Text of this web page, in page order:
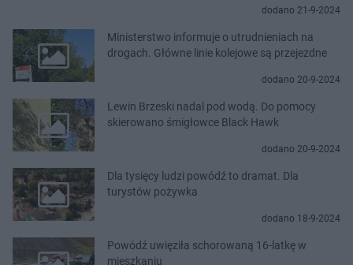
dodano 21-9-2024
Ministerstwo informuje o utrudnieniach na
drogach. Główne linie kolejowe są przejezdne
dodano 20-9-2024
Lewin Brzeski nadal pod wodą. Do pomocy
skierowano śmigłowce Black Hawk
dodano 20-9-2024
Dla tysięcy ludzi powódź to dramat. Dla
turystów pożywka
dodano 18-9-2024
Powódź uwięziła schorowaną 16-latkę w
mieszkaniu